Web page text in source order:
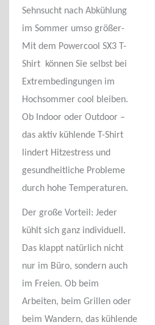
Sehnsucht nach Abkühlung
im Sommer umso größer-
Mit dem Powercool SX3 T-
Shirt können Sie selbst bei
Extrembedingungen im
Hochsommer cool bleiben.
Ob Indoor oder Outdoor –
das aktiv kühlende T-Shirt
lindert Hitzestress und
gesundheitliche Probleme
durch hohe Temperaturen.
Der große Vorteil: Jeder
kühlt sich ganz individuell.
Das klappt natürlich nicht
nur im Büro, sondern auch
im Freien. Ob beim
Arbeiten, beim Grillen oder
beim Wandern, das kühlende